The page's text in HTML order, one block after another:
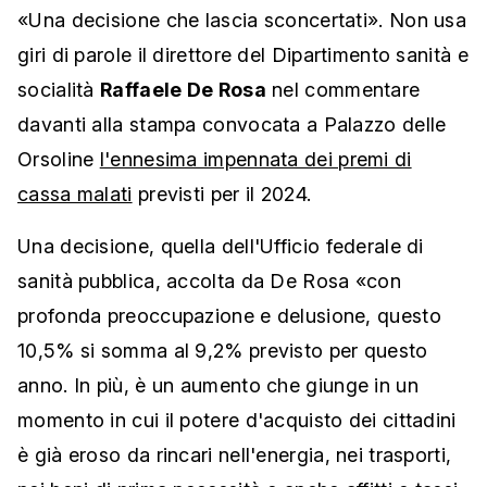
«Una decisione che lascia sconcertati». Non usa
giri di parole il direttore del Dipartimento sanità e
socialità Raffaele De Rosa nel commentare
davanti alla stampa convocata a Palazzo delle
Orsoline l'ennesima impennata dei premi di
cassa malati previsti per il 2024.
Una decisione, quella dell'Ufficio federale di
sanità pubblica, accolta da De Rosa «con
profonda preoccupazione e delusione, questo
10,5% si somma al 9,2% previsto per questo
anno. In più, è un aumento che giunge in un
momento in cui il potere d'acquisto dei cittadini
è già eroso da rincari nell'energia, nei trasporti,